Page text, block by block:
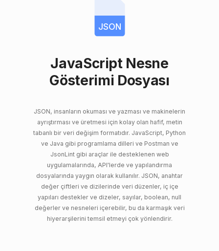
JSON
JavaScript Nesne
Gösterimi Dosyası
JSON, insanların okuması ve yazması ve makinelerin
ayrıştırması ve üretmesi için kolay olan hafif, metin
tabanlı bir veri değişim formatıdır. JavaScript, Python
ve Java gibi programlama dilleri ve Postman ve
JsonLint gibi araçlar ile desteklenen web
uygulamalarında, API'lerde ve yapılandırma
dosyalarında yaygın olarak kullanılır. JSON, anahtar
değer çiftleri ve dizilerinde veri düzenler, iç içe
yapıları destekler ve dizeler, sayılar, boolean, null
değerler ve nesneleri içerebilir, bu da karmaşık veri
hiyerarşilerini temsil etmeyi çok yönlendirir.